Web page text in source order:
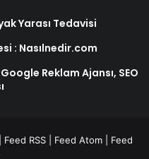
Yarası Tedavisi
: Nasılnedir.com
Reklam Ajansı, SEO
Feed RSS Feed Atom
Feed